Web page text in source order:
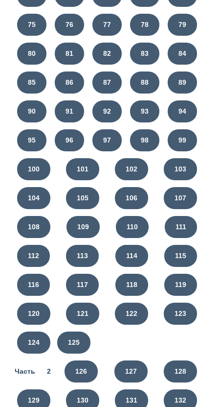
75 76 77 78 79
80 81 82 83 84
85 86 87 88 89
90 91 92 93 94
95 96 97 98 99
100 101 102 103
104 105 106 107
108 109 110 111
112 113 114 115
116 117 118 119
120 121 122 123
124 125
Часть 2 126 127 128
129 130 131 132